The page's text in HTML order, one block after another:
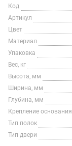
Код
Артикул
Цвет
Материал
Упаковка
Вес, кг
Высота, мм
Ширина, мм
Глубина, мм
Крепление основания
Тип полок
Тип двери